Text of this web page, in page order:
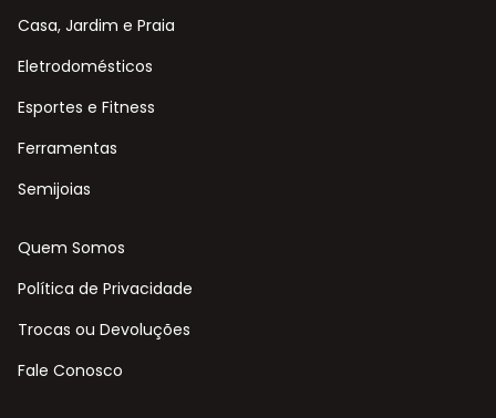
Casa, Jardim e Praia
Eletrodomésticos
Esportes e Fitness
Ferramentas
Semijoias
Quem Somos
Política de Privacidade
Trocas ou Devoluções
Fale Conosco